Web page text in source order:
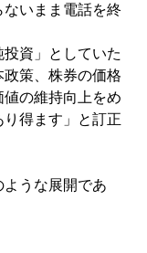
いまま電話を終
資」としていた
策、株券の価格
の維持向上をめ
得ます」と訂正
うな展開であ